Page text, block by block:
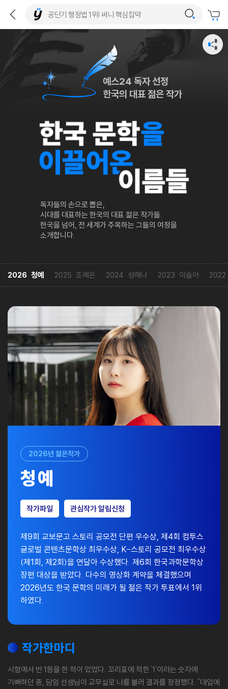
예스24 독자 선정
한국의 대표 젊은 작가
독자들의 손으로 뽑은,
시대를 대표하는 한국의 대표 젊은 작가들.
한국을 넘어, 전 세계가 주목하는 그들의 여정을
소개합니다.
2026 청예 2025 조예은 2024 성해나 2023 이슬아 2022
2026년 젊은작가
청예
작가파일 관심작가 알림신청
제9회 교보문고 스토리 공모전 단편 우수상, 제4회 컴투스
글로벌 콘텐츠문학상 최우수상, K-스토리 공모전 최우수상
(제1회, 제2회)을 연달아 수상했다. 제6회 한국과학문학상
장편 대상을 받았다. 다수의 영상화 계약을 체결했으며
2026년도 한국 문학의 미래가 될 젊은 작가 투표에서 1위
하였다.
작가한마디
시험에서 반 1등을 한 적이 있었다. 꼬리표에 적힌 '1'이라는 숫자에
기뻐하던 중, 담임 선생님이 교무실로 나를 불러 결과를 정정했다. "대입에